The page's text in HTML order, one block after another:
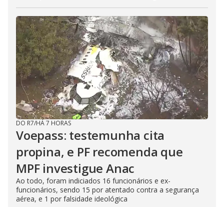
DO R7/HÁ 7 HORAS
Voepass: testemunha cita
propina, e PF recomenda que
MPF investigue Anac
Ao todo, foram indiciados 16 funcionários e ex-
funcionários, sendo 15 por atentado contra a segurança
aérea, e 1 por falsidade ideológica